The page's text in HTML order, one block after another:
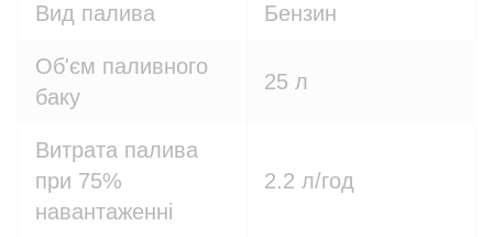
Вид палива Бензин
Об'єм паливного
баку
25 л
Витрата палива
при 75%
навантаженні
2.2 л/год